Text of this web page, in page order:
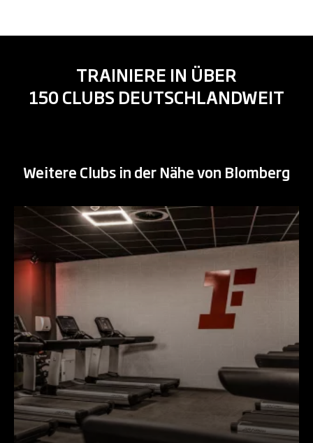
TRAINIERE IN ÜBER
150 CLUBS DEUTSCHLANDWEIT
Weitere Clubs in der Nähe von Blomberg